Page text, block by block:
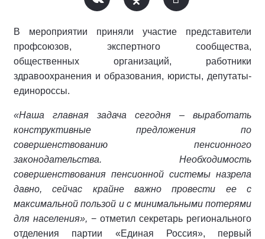
В мероприятии приняли участие представители
профсоюзов, экспертного сообщества,
общественных организаций, работники
здравоохранения и образования, юристы, депутаты-
единороссы.
«Наша главная задача сегодня – выработать
конструктивные предложения по
совершенствованию пенсионного
законодательства. Необходимость
совершенствования пенсионной системы назрела
давно, сейчас крайне важно провести ее с
максимальной пользой и с минимальными потерями
для населения», − отметил секретарь регионального
отделения партии «Единая Россия», первый